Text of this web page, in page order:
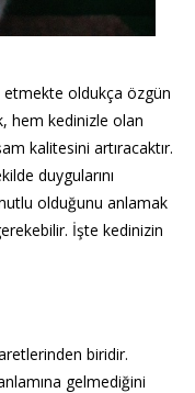
etmekte oldukça özgün
hem kedinizle olan
kalitesini artıracaktır.
duygularını
olduğunu anlamak
İşte kedinizin
biridir.
gelmediğini